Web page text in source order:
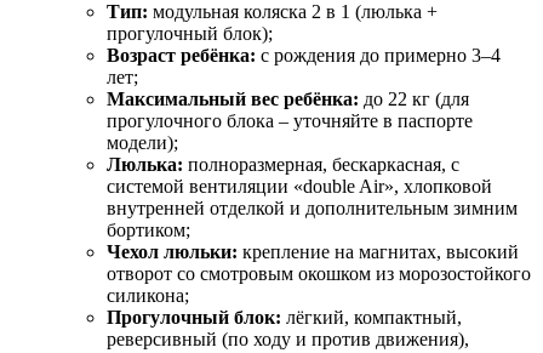
Тип: модульная коляска 2 в 1 (люлька +
прогулочный блок);
Возраст ребёнка: с рождения до примерно 3–4
лет;
Максимальный вес ребёнка: до 22 кг (для
прогулочного блока – уточняйте в паспорте
модели);
Люлька: полноразмерная, бескаркасная, с
системой вентиляции «double Air», хлопковой
внутренней отделкой и дополнительным зимним
бортиком;
Чехол люльки: крепление на магнитах, высокий
отворот со смотровым окошком из морозостойкого
силикона;
Прогулочный блок: лёгкий, компактный,
реверсивный (по ходу и против движения),